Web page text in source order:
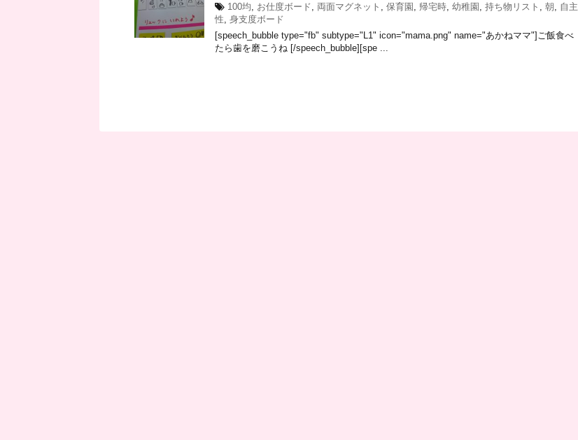
100均
お仕度ボード 両面マグネット 保育園 帰宅時 幼稚園 持ち物リスト 朝
自主
性 身支度ボード
[speech_bubble type="fb" subtype="L1" icon="mama.png" name="あかねママ"]ご飯食べ
たら歯を磨こうね [/speech_bubble][spe ...